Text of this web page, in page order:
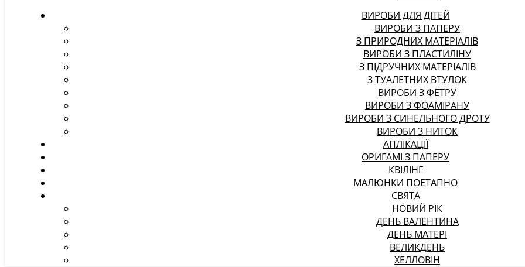
ВИРОБИ ДЛЯ ДІТЕЙ
ВИРОБИ З ПАПЕРУ
З ПРИРОДНИХ МАТЕРІАЛІВ
ВИРОБИ З ПЛАСТИЛІНУ
З ПІДРУЧНИХ МАТЕРІАЛІВ
З ТУАЛЕТНИХ ВТУЛОК
ВИРОБИ З ФЕТРУ
ВИРОБИ З ФОАМІРАНУ
ВИРОБИ З СИНЕЛЬНОГО ДРОТУ
ВИРОБИ З НИТОК
АПЛІКАЦІЇ
ОРИГАМІ З ПАПЕРУ
КВІЛІНГ
МАЛЮНКИ ПОЕТАПНО
СВЯТА
НОВИЙ РІК
ДЕНЬ ВАЛЕНТИНА
ДЕНЬ МАТЕРІ
ВЕЛИКДЕНЬ
ХЕЛЛОВІН